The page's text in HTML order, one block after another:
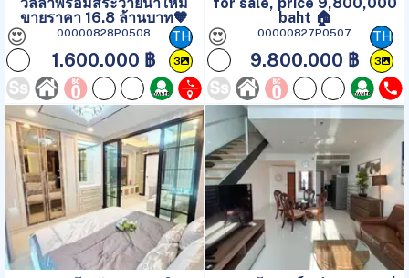
ขายราคา 16.8 ล้านบาท🧡
😍 00000828P0508
1.600.000 ฿
TH
3
baht 🏠
😍 00000827P0507
9.800.000 ฿
TH
3